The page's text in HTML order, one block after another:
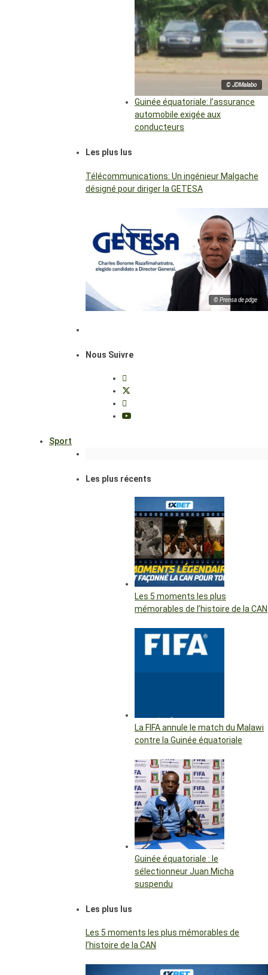
© JDMalabo
Guinée équatoriale: l’assurance
automobile exigée aux
conducteurs
Les plus lus
Télécommunications: Un ingénieur Malgache
désigné pour diriger la GETESA
© Prensa de pdge
Nous Suivre
Sport
Les plus récents
Les 5 moments les plus
mémorables de l’histoire de la CAN
La FIFA annule le match du Malawi
contre la Guinée équatoriale
Guinée équatoriale : le
sélectionneur Juan Micha
suspendu
Les plus lus
Les 5 moments les plus mémorables de
l’histoire de la CAN